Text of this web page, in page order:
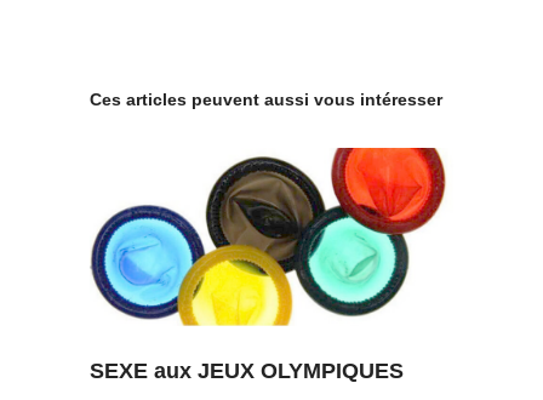
Ces articles peuvent aussi vous intéresser
SEXE aux JEUX OLYMPIQUES